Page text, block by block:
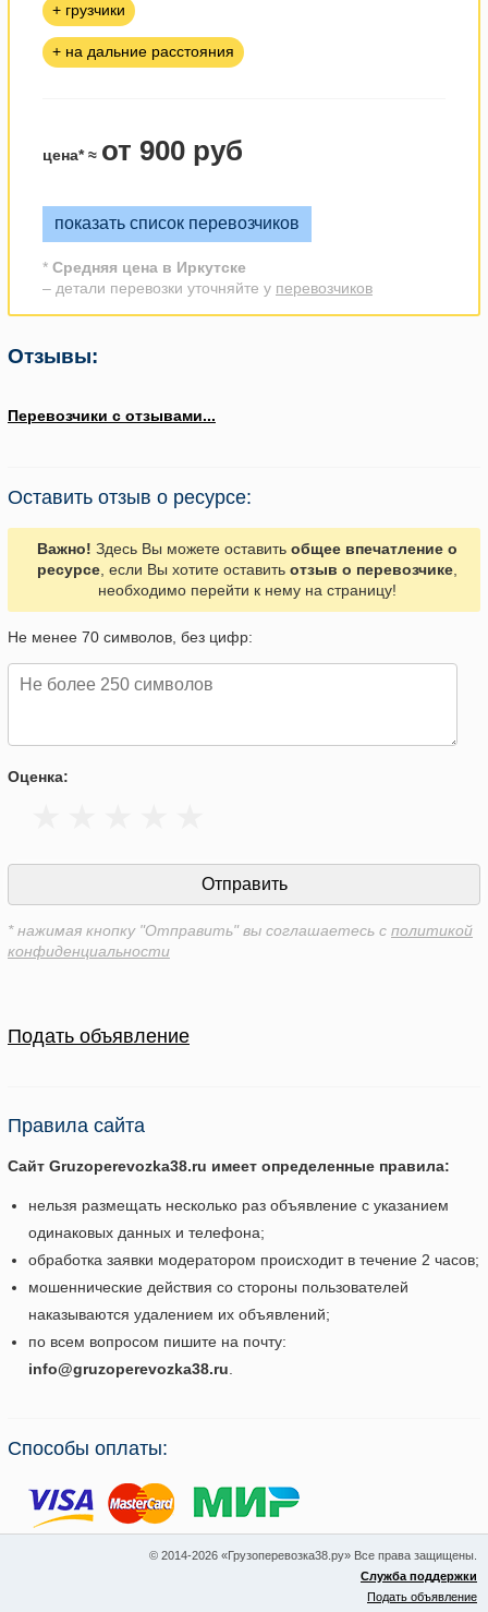
+ грузчики
+ на дальние расстояния
цена* ≈ от 900 руб
показать список перевозчиков
* Средняя цена в Иркутске
– детали перевозки уточняйте у перевозчиков
Отзывы:
Перевозчики с отзывами...
Оставить отзыв о ресурсе:
Важно! Здесь Вы можете оставить общее впечатление о
ресурсе, если Вы хотите оставить отзыв о перевозчике,
необходимо перейти к нему на страницу!
Не менее 70 символов, без цифр:
Оценка:
* нажимая кнопку "Отправить" вы соглашаетесь с политикой
конфиденциальности
Подать объявление
Правила сайта
Сайт Gruzoperevozka38.ru имеет определенные правила:
нельзя размещать несколько раз объявление с указанием
одинаковых данных и телефона;
обработка заявки модератором происходит в течение 2 часов;
мошеннические действия со стороны пользователей
наказываются удалением их объявлений;
по всем вопросом пишите на почту:
info@gruzoperevozka38.ru
Способы оплаты:
© 2014-2026 «Грузоперевозка38.ру» Все права защищены.
Служба поддержки
Подать объявление